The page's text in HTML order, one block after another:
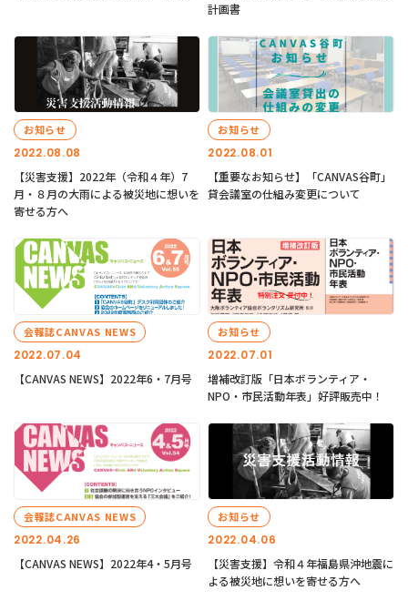
計画書
2022.08.08
お知らせ
【災害支援】2022年（令和４年）7
月・８月の大雨による被災地に想いを
寄せる方へ
2022.08.01
お知らせ
【重要なお知らせ】「CANVAS谷町」
貸会議室の仕組み変更について
2022.07.04
会報誌CANVAS NEWS
【CANVAS NEWS】2022年6・7月号
2022.07.01
お知らせ
増補改訂版「日本ボランティア・
NPO・市民活動年表」好評販売中！
2022.04.26
会報誌CANVAS NEWS
【CANVAS NEWS】2022年4・5月号
2022.04.06
お知らせ
【災害支援】令和４年福島県沖地震に
よる被災地に想いを寄せる方へ